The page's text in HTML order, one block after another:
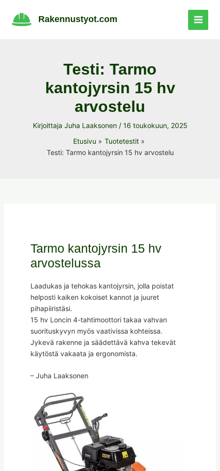
sisältöön
Rakennustyot.com
Testi: Tarmo
kantojyrsin 15 hv
arvostelu
Kirjoittaja Juha Laaksonen / 16 toukokuun, 2025
Etusivu
Tuotetestit
Testi: Tarmo kantojyrsin 15 hv arvostelu
Tarmo kantojyrsin 15 hv
arvostelussa
Laadukas ja tehokas kantojyrsin, jolla poistat
helposti kaiken kokoiset kannot ja juuret
pihapiiristäsi.
15 hv Loncin 4-tahtimoottori takaa vahvan
suorituskyvyn myös vaativissa kohteissa.
Jykevä rakenne ja säädettävä kahva tekevät
käytöstä vakaata ja ergonomista.
– Juha Laaksonen